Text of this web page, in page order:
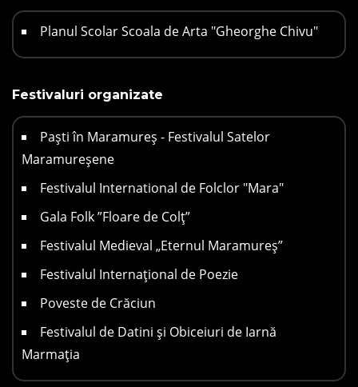
Planul Scolar Scoala de Arta "Gheorghe Chivu"
Festivaluri organizate
Paști în Maramureș - Festivalul Satelor
Maramureșene
Festivalul International de Folclor "Mara"
Gala Folk ”Floare de Colț”
Festivalul Medieval „Eternul Maramureș”
Festivalul Internațional de Poezie
Poveste de Crăciun
Festivalul de Datini și Obiceiuri de Iarnă
Marmația